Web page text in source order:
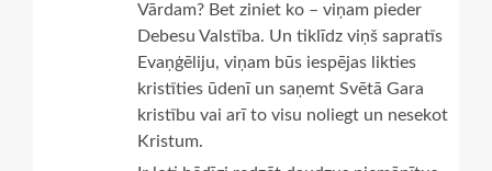
Vārdam? Bet ziniet ko – viņam pieder
Debesu Valstība. Un tiklīdz viņš sapratīs
Evaņģēliju, viņam būs iespējas likties
kristīties ūdenī un saņemt Svētā Gara
kristību vai arī to visu noliegt un nesekot
Kristum.